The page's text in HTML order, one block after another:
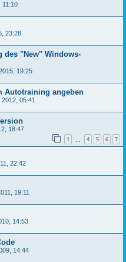
11:10
23:28
des "New" Windows-
19:25
Autotraining angeben
05:41
18:47
1 4 5 6 7
22:42
19:11
14:53
14:44